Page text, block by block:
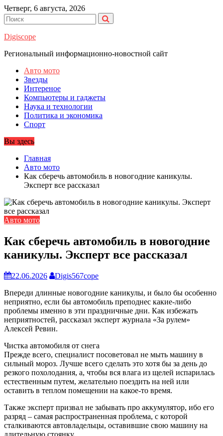
Перейти
к
содержимому
Четверг, 6 августа, 2026
Digiscope
Региональный информационно-новостной сайт
Авто мото
Звезды
Интереное
Компьютеры и гаджеты
Наука и технологии
Политика и экономика
Спорт
Вы здесь
Главная
Авто мото
Как сберечь автомобиль в новогодние каникулы.
Эксперт все рассказал
Авто мото
Как сберечь автомобиль в новогодние
каникулы. Эксперт все рассказал
22.06.2026
Digis567cope
Впереди длинные новогодние каникулы, и было бы особенно
неприятно, если бы автомобиль преподнес какие-либо
проблемы именно в эти праздничные дни. Как избежать
неприятностей, рассказал эксперт журнала «За рулем»
Алексей Ревин.
Чистка автомобиля от снега
Прежде всего, специалист посоветовал не мыть машину в
сильный мороз. Лучше всего сделать это хотя бы за день до
резкого похолодания, а, чтобы вся влага из щелей испарилась
естественным путем, желательно поездить на ней или
оставить в теплом помещении на какое-то время.
Также эксперт призвал не забывать про аккумулятор, ибо его
разряд – самая распространенная проблема, с которой
сталкиваются автовладельцы, оставившие свою машину на
длительную стоянку.